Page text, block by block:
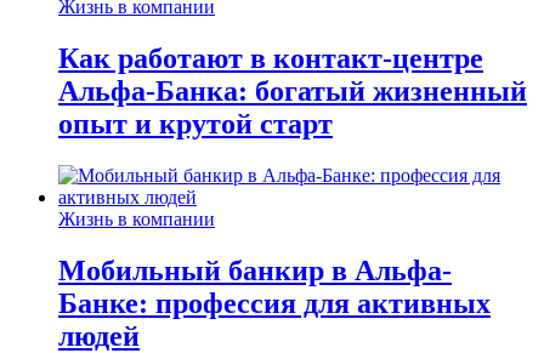
Жизнь в компании
Как работают в контакт-центре
Альфа-Банка: богатый жизненный
опыт и крутой старт
Жизнь в компании
Мобильный банкир в Альфа-
Банке: профессия для активных
людей